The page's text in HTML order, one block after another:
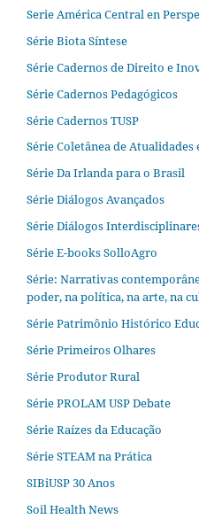
Serie América Central en
Série Biota Síntese
Série Cadernos de Direito e
Série Cadernos Pedagógicos
Série Cadernos TUSP
Série Coletânea de Atualidades
Série Da Irlanda para o Brasil
Série Diálogos Avançados
Série Diálogos
Série E-books SolloAgro
Série: Narrativas
poder, na política, na arte, na
Série Patrimônio Histórico
Série Primeiros Olhares
Série Produtor Rural
Série PROLAM USP Debate
Série Raízes da Educação
Série STEAM na Prática
SIBiUSP 30 Anos
Soil Health News